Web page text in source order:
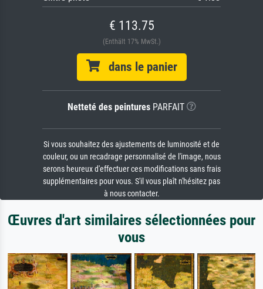
€ 113.75
(Enthält 17% MwSt.)
dans le panier
Netteté des peinturesPARFAIT
Si vous souhaitez des ajustements de luminosité et de
couleur, ou un recadrage personnalisé de l'image, nous
serons heureux d'effectuer ces modifications sans frais
supplémentaires pour vous. S'il vous plaît n'hésitez pas
à nous contacter.
Œuvres d'art similaires sélectionnées pour
vous